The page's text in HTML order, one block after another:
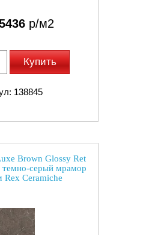
р/м2
Купить
138845
Brown Glossy Ret
темно-серый мрамор
Ceramiche